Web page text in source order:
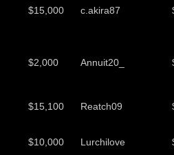
$15,000 c.akira87
$2,000 Annuit20_
$15,100 Reatch09
$10,000 Lurchilove